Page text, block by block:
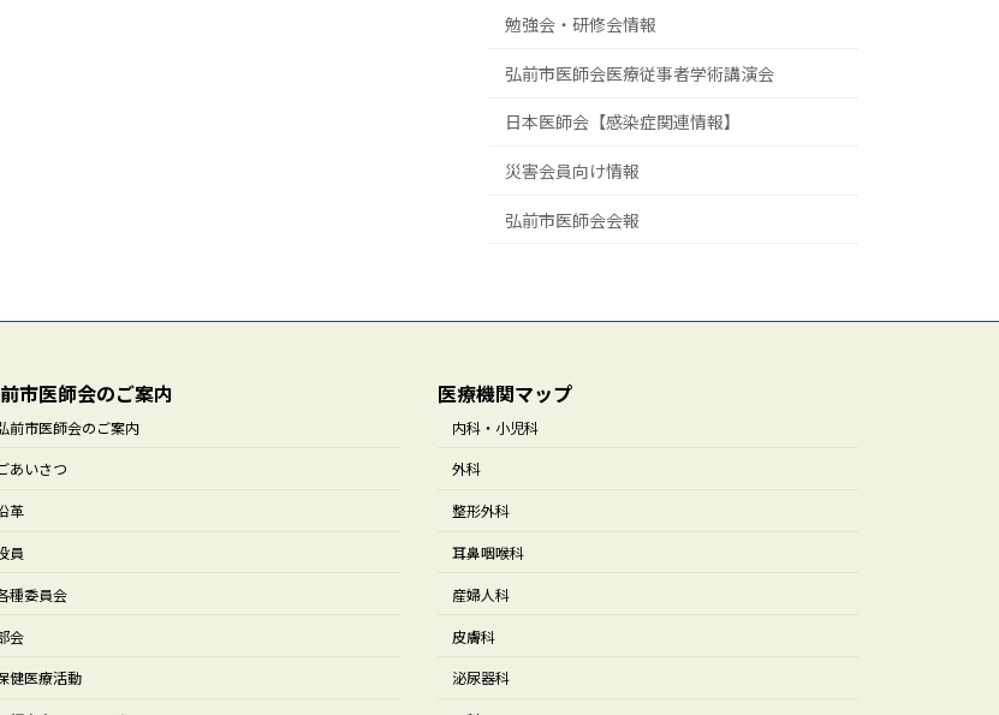
勉強会・研修会情報
弘前市医師会医療従事者学術講演会
日本医師会【感染症関連情報】
災害会員向け情報
弘前市医師会会報
市医師会のご案内
前市医師会のご案内
あいさつ
革
員
種委員会
会
健医療活動
医療機関マップ
内科・小児科
外科
整形外科
耳鼻咽喉科
産婦人科
皮膚科
泌尿器科